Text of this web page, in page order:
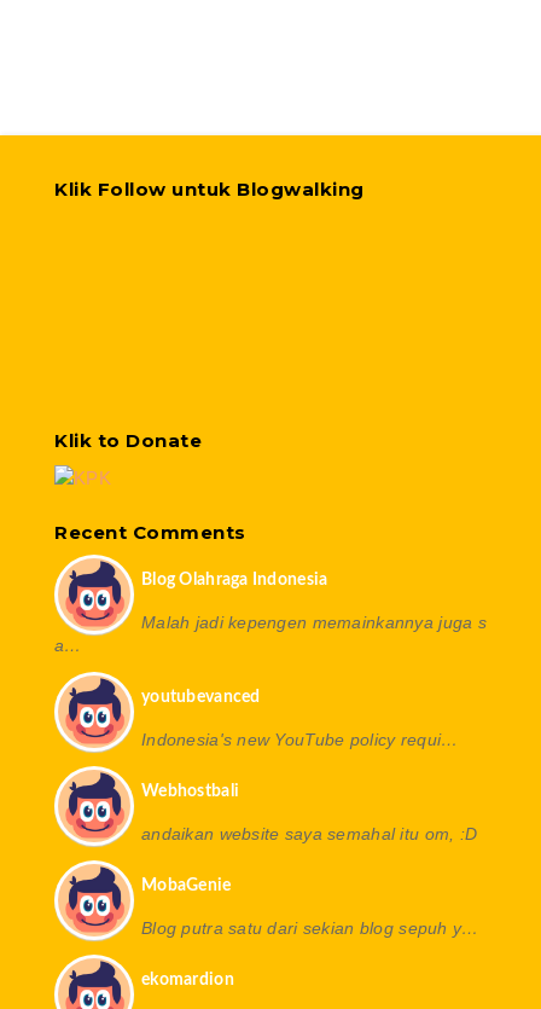
Klik Follow untuk Blogwalking
Klik to Donate
Recent Comments
Blog Olahraga Indonesia
Malah jadi kepengen memainkannya juga s
a…
youtubevanced
Indonesia's new YouTube policy requi…
Webhostbali
andaikan website saya semahal itu om, :D
MobaGenie
Blog putra satu dari sekian blog sepuh y…
ekomardion